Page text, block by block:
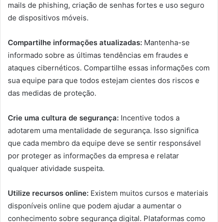
mails de phishing, criação de senhas fortes e uso seguro
de dispositivos móveis.
Compartilhe informações atualizadas: Mantenha-se
informado sobre as últimas tendências em fraudes e
ataques cibernéticos. Compartilhe essas informações com
sua equipe para que todos estejam cientes dos riscos e
das medidas de proteção.
Crie uma cultura de segurança: Incentive todos a
adotarem uma mentalidade de segurança. Isso significa
que cada membro da equipe deve se sentir responsável
por proteger as informações da empresa e relatar
qualquer atividade suspeita.
Utilize recursos online: Existem muitos cursos e materiais
disponíveis online que podem ajudar a aumentar o
conhecimento sobre segurança digital. Plataformas como